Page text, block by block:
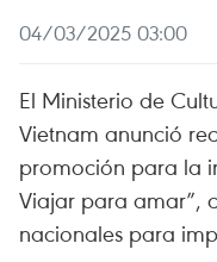
04/03/2025 03:00
El Ministerio de
Vietnam anunció
promoción para la
Viajar para amar”,
nacionales para